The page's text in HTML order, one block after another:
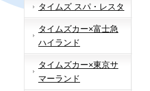
タイムズ スパ・レスタ
タイムズカー×富士急
ハイランド
タイムズカー×東京サ
マーランド